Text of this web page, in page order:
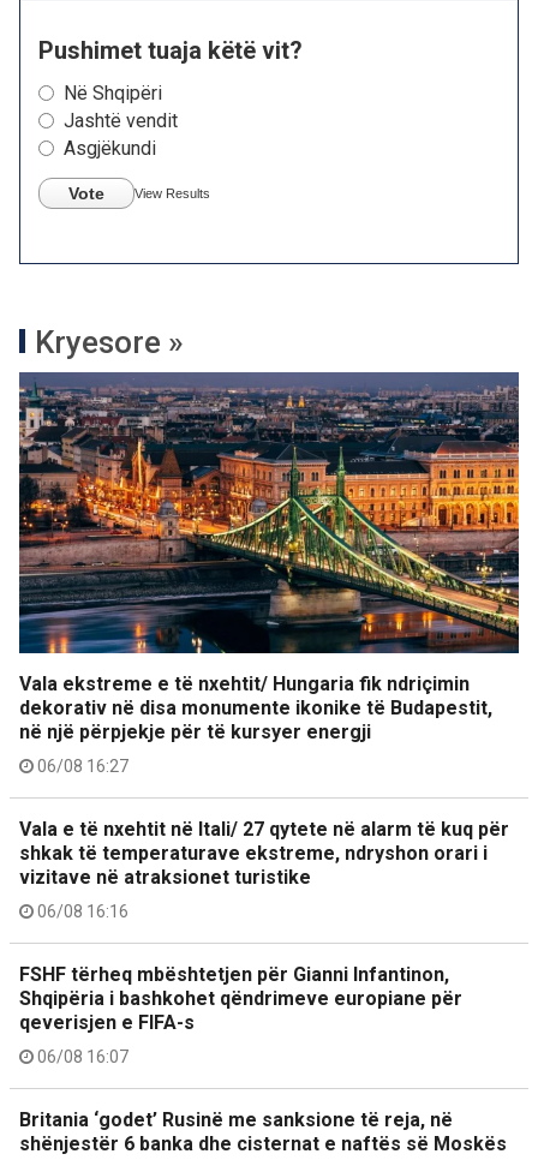
Pushimet tuaja këtë vit?
Në Shqipëri
Jashtë vendit
Asgjëkundi
Vote View Results
Kryesore »
Vala ekstreme e të nxehtit/ Hungaria fik ndriçimin
dekorativ në disa monumente ikonike të Budapestit,
në një përpjekje për të kursyer energji
06/08 16:27
Vala e të nxehtit në Itali/ 27 qytete në alarm të kuq për
shkak të temperaturave ekstreme, ndryshon orari i
vizitave në atraksionet turistike
06/08 16:16
FSHF tërheq mbështetjen për Gianni Infantinon,
Shqipëria i bashkohet qëndrimeve europiane për
qeverisjen e FIFA-s
06/08 16:07
Britania ‘godet’ Rusinë me sanksione të reja, në
shënjestër 6 banka dhe cisternat e naftës së Moskës